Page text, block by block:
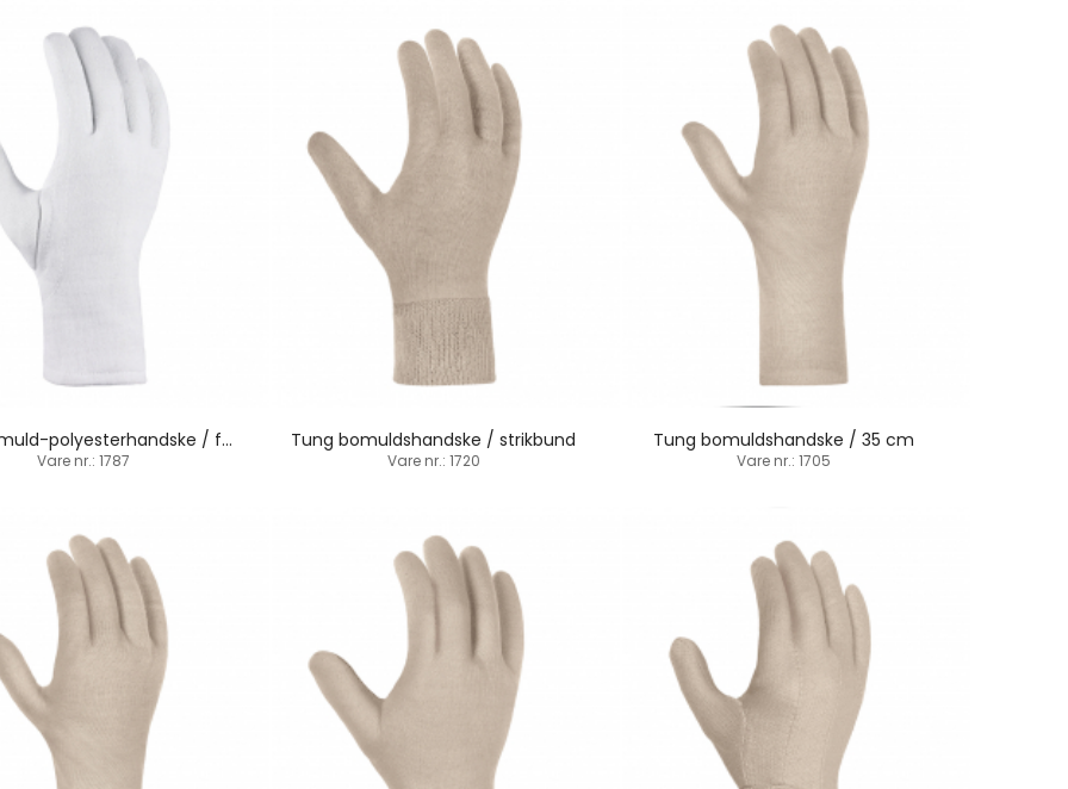
Tung bomuld-polyesterhandske / fordoblet / 30 cm
Vare nr.: 1787
Tung bomuldshandske / strikbund
Vare nr.: 1720
Tung bomuldshandske / 35 cm
Vare nr.: 1705